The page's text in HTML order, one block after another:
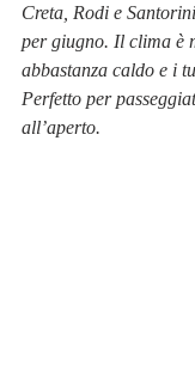
Creta, Rodi e
per giugno. Il clima è
abbastanza caldo e i
Perfetto per
all’aperto.